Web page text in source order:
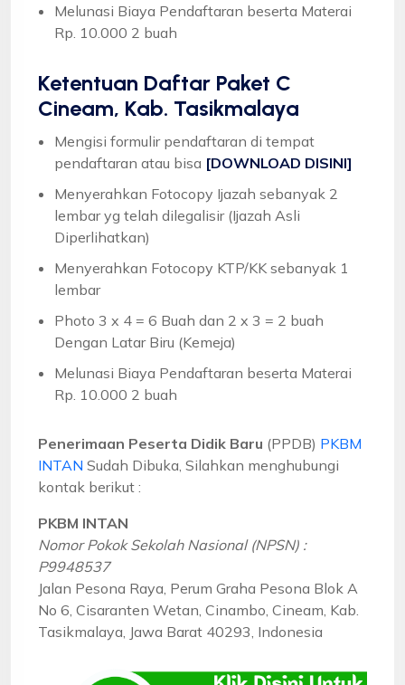
Melunasi Biaya Pendaftaran beserta Materai
Rp. 10.000 2 buah
Ketentuan Daftar Paket C
Cineam, Kab. Tasikmalaya
Mengisi formulir pendaftaran di tempat
pendaftaran atau bisa [DOWNLOAD DISINI]
Menyerahkan Fotocopy Ijazah sebanyak 2
lembar yg telah dilegalisir (Ijazah Asli
Diperlihatkan)
Menyerahkan Fotocopy KTP/KK sebanyak 1
lembar
Photo 3 x 4 = 6 Buah dan 2 x 3 = 2 buah
Dengan Latar Biru (Kemeja)
Melunasi Biaya Pendaftaran beserta Materai
Rp. 10.000 2 buah
Penerimaan Peserta Didik Baru (PPDB) PKBM
INTAN Sudah Dibuka, Silahkan menghubungi
kontak berikut :
PKBM INTAN
Nomor Pokok Sekolah Nasional (NPSN) :
P9948537
Jalan Pesona Raya, Perum Graha Pesona Blok A
No 6, Cisaranten Wetan, Cinambo, Cineam, Kab.
Tasikmalaya, Jawa Barat 40293, Indonesia